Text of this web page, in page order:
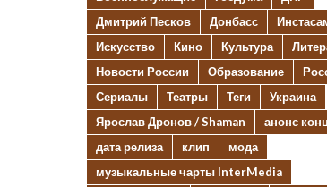
Дмитрий Песков
Донбасс
Искусство
Кино Культура
Новости России
Образование
Сериалы
Театры Теги
Украина
Ярослав Дронов / Shaman
анонс
дата релиза
клип
мода
музыкальные чарты InterMedia